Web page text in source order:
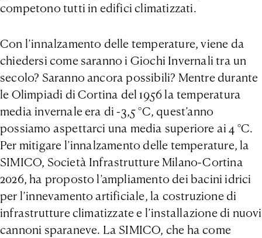
competono tutti in edifici climatizzati.
Con l’innalzamento delle temperature, viene da
chiedersi come saranno i Giochi Invernali tra un
secolo? Saranno ancora possibili? Mentre durante
le Olimpiadi di Cortina del 1956 la temperatura
media invernale era di -3,5 °C, quest’anno
possiamo aspettarci una media superiore ai 4 °C.
Per mitigare l’innalzamento delle temperature, la
SIMICO, Società Infrastrutture Milano-Cortina
2026, ha proposto l’ampliamento dei bacini idrici
per l’innevamento artificiale, la costruzione di
infrastrutture climatizzate e l’installazione di nuovi
cannoni sparaneve. La SIMICO, che ha come